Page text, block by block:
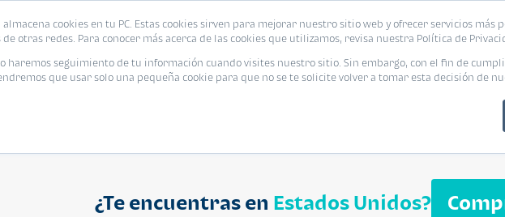
almacena cookies en tu PC. Estas cookies sirven para mejorar nuestro sitio web y ofrecer servicios más
de otras redes. Para conocer más acerca de las cookies que utilizamos, revisa nuestra Política de
haremos seguimiento de tu información cuando visites nuestro sitio. Sin embargo, con el fin de
que usar solo una pequeña cookie para que no se te solicite volver a tomar esta decisión de
Modelo Inmobiliaria
¿Te encuentras en Estados Unidos?
Viviendas Eventos Promociones Blog